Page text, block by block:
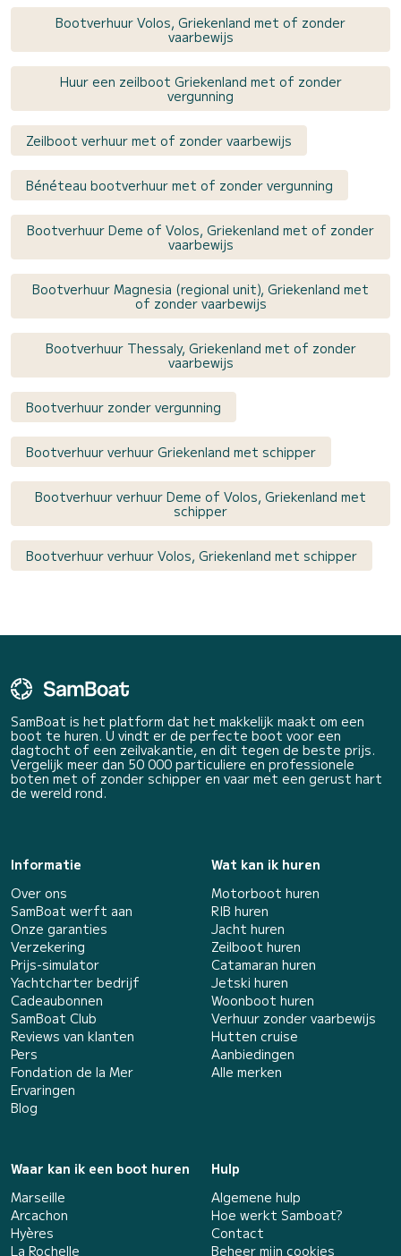
Bootverhuur Volos, Griekenland met of zonder
vaarbewijs
Huur een zeilboot Griekenland met of zonder
vergunning
Zeilboot verhuur met of zonder vaarbewijs
Bénéteau bootverhuur met of zonder vergunning
Bootverhuur Deme of Volos, Griekenland met of zonder
vaarbewijs
Bootverhuur Magnesia (regional unit), Griekenland met
of zonder vaarbewijs
Bootverhuur Thessaly, Griekenland met of zonder
vaarbewijs
Bootverhuur zonder vergunning
Bootverhuur verhuur Griekenland met schipper
Bootverhuur verhuur Deme of Volos, Griekenland met
schipper
Bootverhuur verhuur Volos, Griekenland met schipper
SamBoat is het platform dat het makkelijk maakt om een
boot te huren. U vindt er de perfecte boot voor een
dagtocht of een zeilvakantie, en dit tegen de beste prijs.
Vergelijk meer dan 50 000 particuliere en professionele
boten met of zonder schipper en vaar met een gerust hart
de wereld rond.
Informatie
Over ons
SamBoat werft aan
Onze garanties
Verzekering
Prijs-simulator
Yachtcharter bedrijf
Cadeaubonnen
SamBoat Club
Reviews van klanten
Pers
Fondation de la Mer
Ervaringen
Blog
Wat kan ik huren
Motorboot huren
RIB huren
Jacht huren
Zeilboot huren
Catamaran huren
Jetski huren
Woonboot huren
Verhuur zonder vaarbewijs
Hutten cruise
Aanbiedingen
Alle merken
Waar kan ik een boot huren
Marseille
Arcachon
Hyères
La Rochelle
Hulp
Algemene hulp
Hoe werkt Samboat?
Contact
Beheer mijn cookies